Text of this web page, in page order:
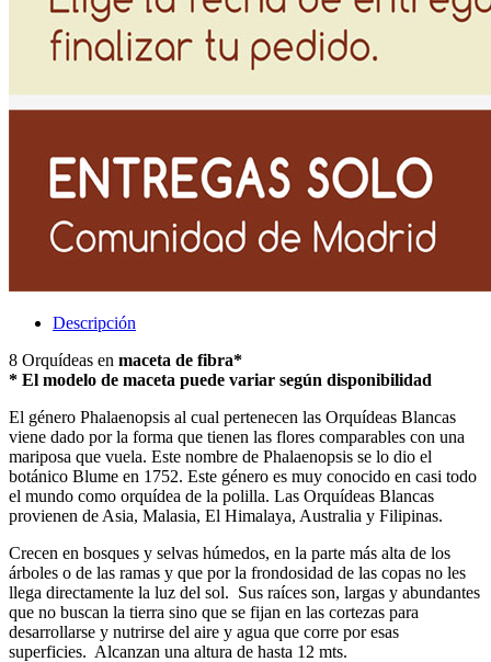
Descripción
8 Orquídeas en maceta de fibra*
* El modelo de maceta puede variar según disponibilidad
El género Phalaenopsis al cual pertenecen las Orquídeas Blancas
viene dado por la forma que tienen las flores comparables con una
mariposa que vuela. Este nombre de Phalaenopsis se lo dio el
botánico Blume en 1752. Este género es muy conocido en casi todo
el mundo como orquídea de la polilla. Las Orquídeas Blancas
provienen de Asia, Malasia, El Himalaya, Australia y Filipinas.
Crecen en bosques y selvas húmedos, en la parte más alta de los
árboles o de las ramas y que por la frondosidad de las copas no les
llega directamente la luz del sol. Sus raíces son, largas y abundantes
que no buscan la tierra sino que se fijan en las cortezas para
desarrollarse y nutrirse del aire y agua que corre por esas
superficies. Alcanzan una altura de hasta 12 mts.